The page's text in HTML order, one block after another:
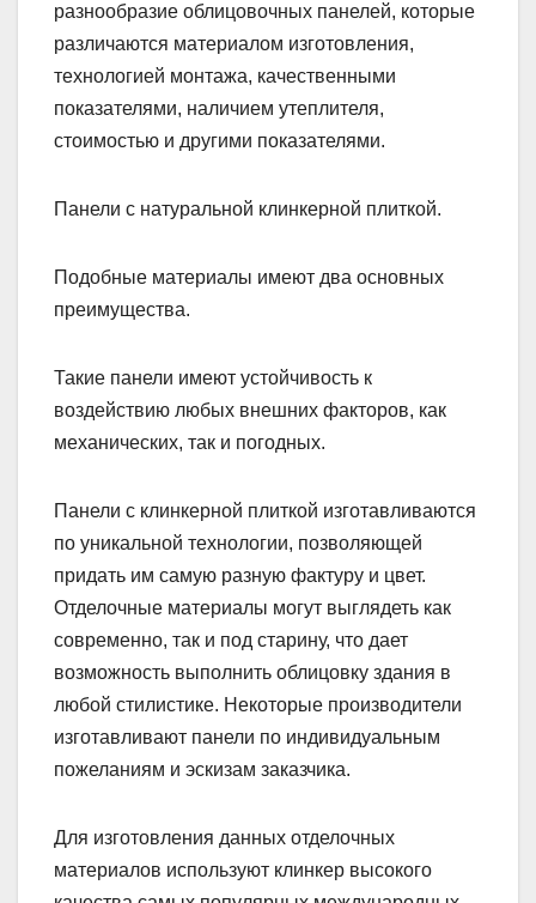
разнообразие облицовочных панелей, которые
различаются материалом изготовления,
технологией монтажа, качественными
показателями, наличием утеплителя,
стоимостью и другими показателями.
Панели с натуральной клинкерной плиткой.
Подобные материалы имеют два основных
преимущества.
Такие панели имеют устойчивость к
воздействию любых внешних факторов, как
механических, так и погодных.
Панели с клинкерной плиткой изготавливаются
по уникальной технологии, позволяющей
придать им самую разную фактуру и цвет.
Отделочные материалы могут выглядеть как
современно, так и под старину, что дает
возможность выполнить облицовку здания в
любой стилистике. Некоторые производители
изготавливают панели по индивидуальным
пожеланиям и эскизам заказчика.
Для изготовления данных отделочных
материалов используют клинкер высокого